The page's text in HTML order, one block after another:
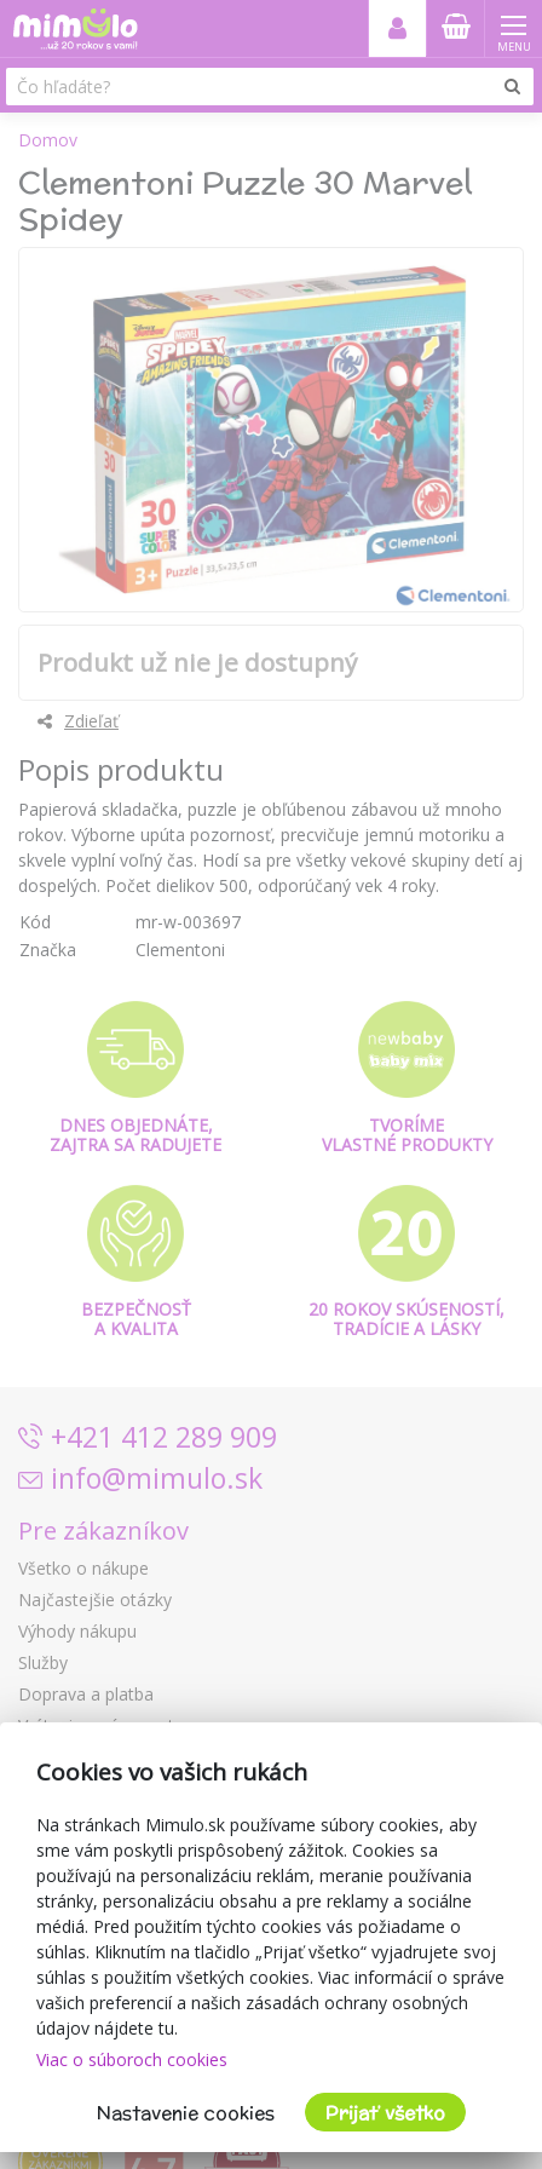
MENU
Domov
Clementoni Puzzle 30 Marvel
Spidey
Produkt už nie je dostupný
Zdieľať
Popis produktu
Papierová skladačka, puzzle je obľúbenou zábavou už mnoho
rokov. Výborne upúta pozornosť, precvičuje jemnú motoriku a
skvele vyplní voľný čas. Hodí sa pre všetky vekové skupiny detí aj
dospelých. Počet dielikov 500, odporúčaný vek 4 roky.
Kód
mr-w-003697
Značka
Clementoni
DNES OBJEDNÁTE,
ZAJTRA SA RADUJETE
TVORÍME
VLASTNÉ PRODUKTY
BEZPEČNOSŤ
A KVALITA
20 ROKOV SKÚSENOSTÍ,
TRADÍCIE A LÁSKY
+421 412 289 909
info@mimulo.sk
Pre zákazníkov
Všetko o nákupe
Najčastejšie otázky
Výhody nákupu
Služby
Doprava a platba
Vrátenie a výmena tovaru
Reklamácia
Zľavové kupóny
Blog
O predajcovi
Mimulo.sk
Obchodné podmienky
Ochrana osobných údajov GDPR
Kontakty
Spolupracujeme
Cookies vo vašich rukách
Na stránkach Mimulo.sk používame súbory cookies, aby
sme vám poskytli prispôsobený zážitok. Cookies sa
používajú na personalizáciu reklám, meranie používania
stránky, personalizáciu obsahu a pre reklamy a sociálne
médiá. Pred použitím týchto cookies vás požiadame o
súhlas. Kliknutím na tlačidlo „Prijať všetko“ vyjadrujete svoj
súhlas s použitím všetkých cookies. Viac informácií o správe
vašich preferencií a našich zásadách ochrany osobných
údajov nájdete tu.
Viac o súboroch cookies
Nastavenie cookies Prijať všetko